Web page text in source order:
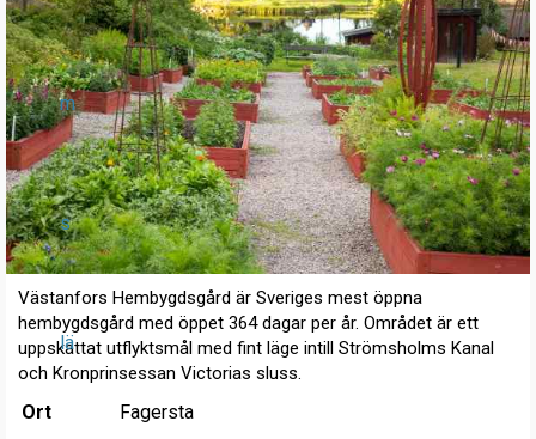
m
s
lä
Västanfors Hembygdsgård är Sveriges mest öppna
hembygdsgård med öppet 364 dagar per år. Området är ett
uppskattat utflyktsmål med fint läge intill Strömsholms Kanal
och Kronprinsessan Victorias sluss.
Ort Fagersta